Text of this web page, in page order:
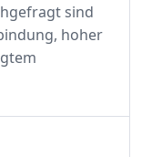
sind
hoher